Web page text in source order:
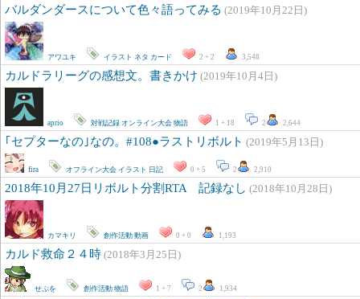
バルダンダースについて色々語ってみる (2019年10月22日)
アワユキ イラスト ネタ カード 2 + 2 3,548
カルドラリーグの感想文。書きかけ (2019年10月4日)
aprio 対戦記録 オンライン大会 物語 1 + 18 2 2,644
｢セプターなの｣なの。#108●ラストリボルト (2019年5月13日)
fira オフライン大会 イラスト 日記 0 + 5 2 2,910
2018年10月27日リボルト分割RTA 記録なし (2018年10月28日)
カマキリ 創作活動 動画 0 + 0 1,193
カルド救命２４時 (2018年3月25日)
せぷを 創作活動 物語 1 + 7 2 1,934